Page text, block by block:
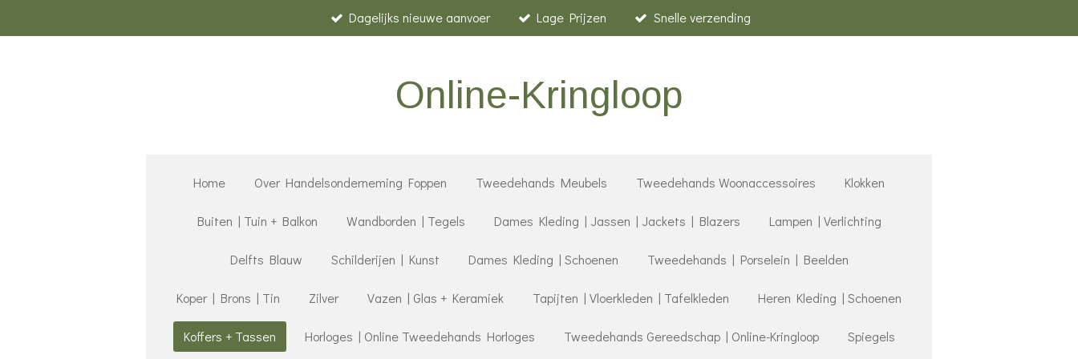
direct
Dagelijks nieuwe aanvoer Lage Prijzen Snelle verzending
Online-Kringloop
Home Over Handelsonderneming Foppen Tweedehands Meubels Tweedehands Woonaccessoires Klokken
Buiten | Tuin + Balkon Wandborden | Tegels Dames Kleding | Jassen | Jackets | Blazers Lampen | Verlichting
Delfts Blauw Schilderijen | Kunst Dames Kleding | Schoenen Tweedehands | Porselein | Beelden
Koper | Brons | Tin Zilver Vazen | Glas + Keramiek Tapijten | Vloerkleden | Tafelkleden Heren Kleding | Schoenen
Koffers + Tassen Horloges | Online Tweedehands Horloges Tweedehands Gereedschap | Online-Kringloop Spiegels